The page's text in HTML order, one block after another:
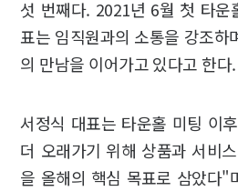
섯 번째다. 2021년 6월 첫 타운
표는 임직원과의 소통을 강조하
의 만남을 이어가고 있다고 한다.
서정식 대표는 타운홀 미팅 이
더 오래가기 위해 상품과 서비
을 올해의 핵심 목표로 삼았다"